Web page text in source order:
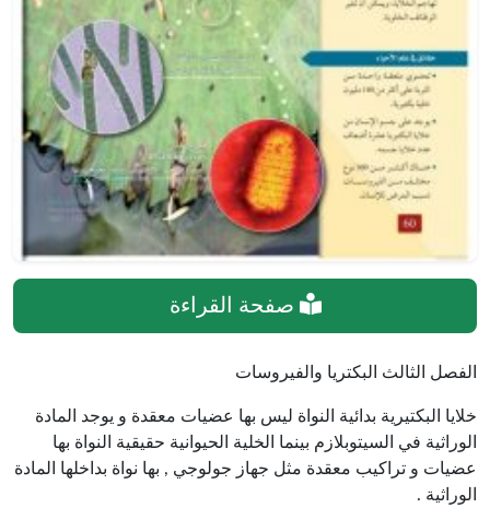
صفحة القراءة
الفصل الثالث البكتريا والفيروسات
خلايا البكتيرية بدائية النواة ليس بها عضيات معقدة و يوجد المادة
الوراثية في السيتوبلازم بينما الخلية الحيوانية حقيقية النواة بها
عضيات و تراكيب معقدة مثل جهاز جولوجي , بها نواة بداخلها المادة
الوراثية .